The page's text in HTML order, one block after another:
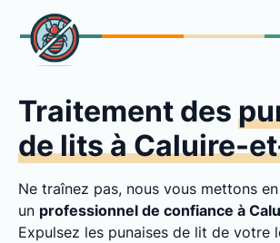
Traitement des
de lits à Caluire-
Ne traînez pas, nous vous mettons
un professionnel de confiance à
Expulsez les punaises de lit de votre